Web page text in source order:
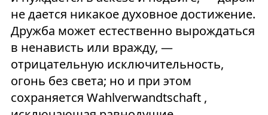
не дается никакое духовное достижение.
Дружба может естественно вырождаться
в ненависть или вражду, —
отрицательную исключительность,
огонь без света; но и при этом
сохраняется Wahlverwandtschaft ,